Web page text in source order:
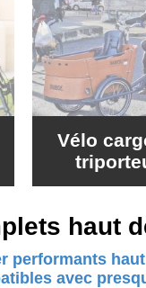
Vélo
haut
performants
avec